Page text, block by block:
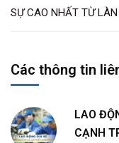
SỰ CAO NHẤT TỪ
Các thông tin
LAO
CẠNH